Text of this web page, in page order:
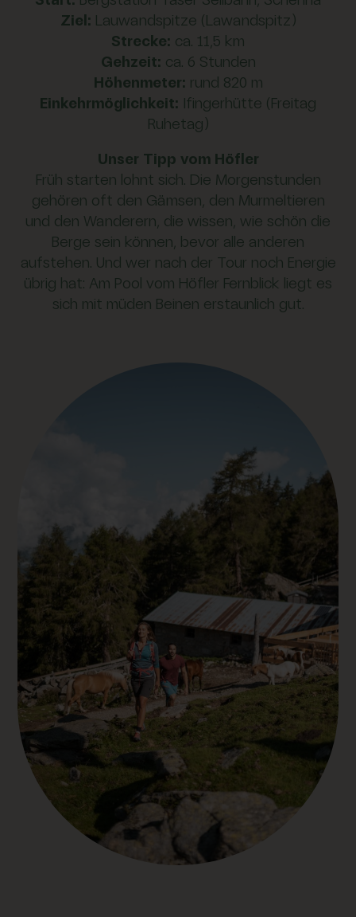
Ziel: Lauwandspitze (Lawandspitz)
Strecke: ca. 11,5 km
Gehzeit: ca. 6 Stunden
Höhenmeter: rund 820 m
Einkehrmöglichkeit: Ifingerhütte (Freitag
Ruhetag)
Unser Tipp vom Höfler
Früh starten lohnt sich. Die Morgenstunden
gehören oft den Gämsen, den Murmeltieren
und den Wanderern, die wissen, wie schön die
Berge sein können, bevor alle anderen
aufstehen. Und wer nach der Tour noch Energie
übrig hat: Am Pool vom Höfler Fernblick liegt es
sich mit müden Beinen erstaunlich gut.